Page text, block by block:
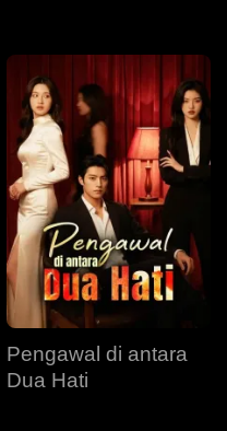
Pengawal di antara
Dua Hati